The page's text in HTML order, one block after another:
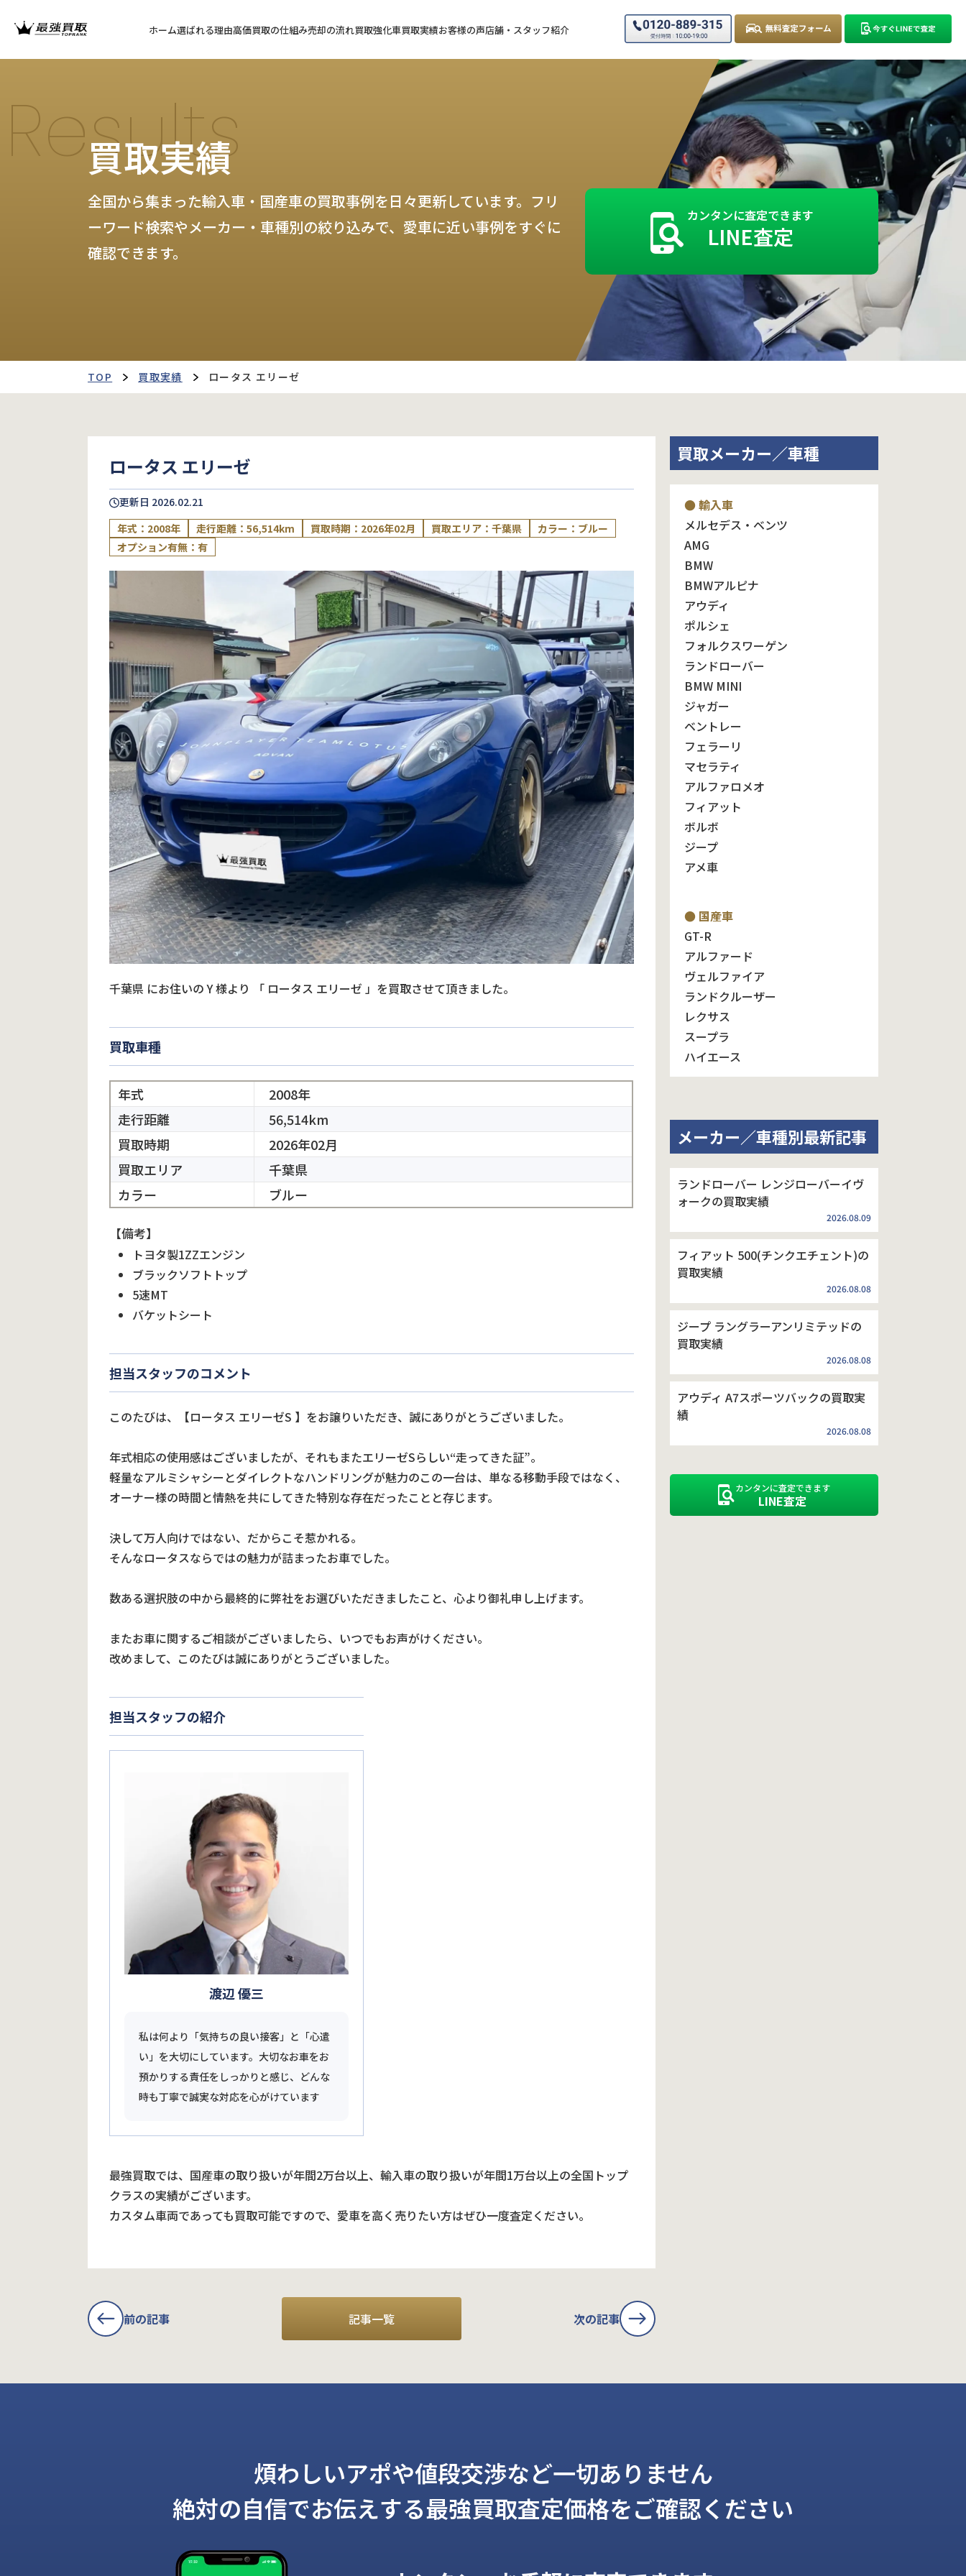
ホーム選ばれる理由高価買取の仕組み売却の流れ買取強化車買取実績お客様の声店舗・スタッフ紹介
Results
買取実績
全国から集まった輸入車・国産車の買取事例を日々更新しています。フリ
ーワード検索やメーカー・車種別の絞り込みで、愛車に近い事例をすぐに
確認できます。
カンタンに査定できます
LINE査定
TOP 買取実績 ロータス エリーゼ
ロータス エリーゼ
更新日 2026.02.21
年式：2008年
走行距離：56,514km 買取時期：2026年02月 買取エリア：千葉県
カラー：ブルー
オプション有無：有
千葉県 にお住いのY様より 「 ロータス エリーゼ 」を買取させて頂きました。
買取車種
年式
2008年
走行距離
56,514km
買取時期
2026年02月
買取エリア
千葉県
カラー
ブルー
【備考】
トヨタ製1ZZエンジン
ブラックソフトトップ
5速MT
バケットシート
担当スタッフのコメント
このたびは、【ロータス エリーゼS 】をお譲りいただき、誠にありがとうございました。
年式相応の使用感はございましたが、それもまたエリーゼSらしい“走ってきた証”。
軽量なアルミシャシーとダイレクトなハンドリングが魅力のこの一台は、単なる移動手段ではなく、
オーナー様の時間と情熱を共にしてきた特別な存在だったことと存じます。
決して万人向けではない、だからこそ惹かれる。
そんなロータスならではの魅力が詰まったお車でした。
数ある選択肢の中から最終的に弊社をお選びいただきましたこと、心より御礼申し上げます。
またお車に関するご相談がございましたら、いつでもお声がけください。
改めまして、このたびは誠にありがとうございました。
担当スタッフの紹介
渡辺 優三
私は何より「気持ちの良い接客」と「心遣
い」を大切にしています。大切なお車をお
預かりする責任をしっかりと感じ、どんな
時も丁寧で誠実な対応を心がけています
最強買取では、国産車の取り扱いが年間2万台以上、輸入車の取り扱いが年間1万台以上の全国トップ
クラスの実績がございます。
カスタム車両であっても買取可能ですので、愛車を高く売りたい方はぜひ一度査定ください。
前の記事 記事一覧 次の記事
買取メーカー／車種
● 輸入車
メルセデス・ベンツ
AMG
BMW
BMWアルピナ
アウディ
ポルシェ
フォルクスワーゲン
ランドローバー
BMW MINI
ジャガー
ベントレー
フェラーリ
マセラティ
アルファロメオ
フィアット
ボルボ
ジープ
アメ車
● 国産車
GT-R
アルファード
ヴェルファイア
ランドクルーザー
レクサス
スープラ
ハイエース
メーカー／車種別最新記事
ランドローバー レンジローバーイヴ
ォークの買取実績
2026.08.09
フィアット 500(チンクエチェント)の
買取実績
2026.08.08
ジープ ラングラーアンリミテッドの
買取実績
2026.08.08
アウディ A7スポーツバックの買取実
績
2026.08.08
カンタンに査定できます
LINE査定
煩わしいアポや値段交渉など一切ありません
絶対の自信でお伝えする最強買取査定価格をご確認ください